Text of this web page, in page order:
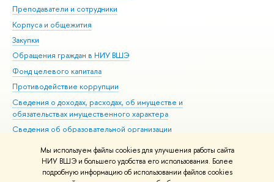
Мы используем файлы cookies для улучшения работы сайта
НИУ ВШЭ и большего удобства его использования. Более
подробную информацию об использовании файлов cookies
Преподаватели и сотрудники
Корпуса и общежития
Закупки
Обращения граждан в НИУ ВШЭ
Фонд целевого капитала
Противодействие коррупции
Сведения о доходах, расходах, об имуществе и
обязательствах имущественного характера
Сведения об образовательной организации
Людям с ограниченными возможностями здоровья
Единая платежная страница
Работа в Вышке